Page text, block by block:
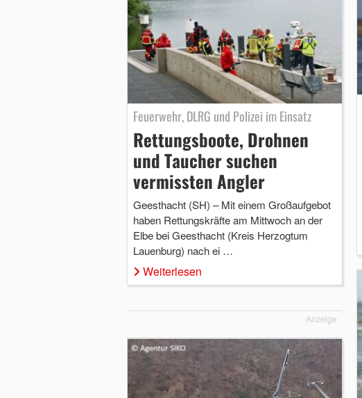
Feuerwehr, DLRG und Polizei im Einsatz
Rettungsboote, Drohnen
und Taucher suchen
vermissten Angler
Geesthacht (SH) – Mit einem Großaufgebot
haben Rettungskräfte am Mittwoch an der
Elbe bei Geesthacht (Kreis Herzogtum
Lauenburg) nach ei …
Weiterlesen
Anzeige